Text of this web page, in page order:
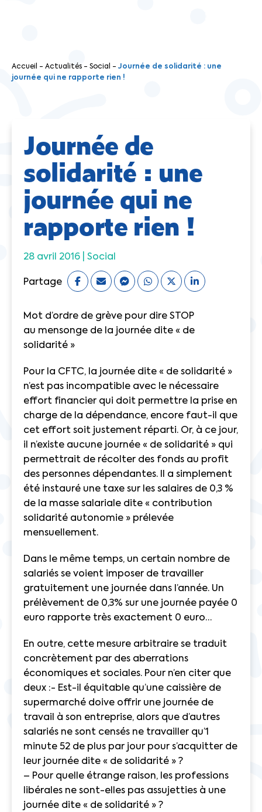
Accueil - Actualités - Social - Journée de solidarité : une
journée qui ne rapporte rien !
Journée de
solidarité : une
journée qui ne
rapporte rien !
28 avril 2016 | Social
Partage
Mot d’ordre de grève pour dire STOP
au mensonge de la journée dite « de
solidarité »
Pour la CFTC, la journée dite « de solidarité »
n’est pas incompatible avec le nécessaire
effort financier qui doit permettre la prise en
charge de la dépendance, encore faut-il que
cet effort soit justement réparti. Or, à ce jour,
il n’existe aucune journée « de solidarité » qui
permettrait de récolter des fonds au profit
des personnes dépendantes. Il a simplement
été instauré une taxe sur les salaires de 0,3 %
de la masse salariale dite « contribution
solidarité autonomie » prélevée
mensuellement.
Dans le même temps, un certain nombre de
salariés se voient imposer de travailler
gratuitement une journée dans l’année. Un
prélèvement de 0,3% sur une journée payée 0
euro rapporte très exactement 0 euro…
En outre, cette mesure arbitraire se traduit
concrètement par des aberrations
économiques et sociales. Pour n’en citer que
deux :- Est-il équitable qu’une caissière de
supermarché doive offrir une journée de
travail à son entreprise, alors que d’autres
salariés ne sont censés ne travailler qu’1
minute 52 de plus par jour pour s’acquitter de
leur journée dite « de solidarité » ?
– Pour quelle étrange raison, les professions
libérales ne sont-elles pas assujetties à une
journée dite « de solidarité » ?